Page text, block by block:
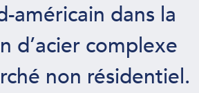
américain dans la
d’acier complexe
non résidentiel.